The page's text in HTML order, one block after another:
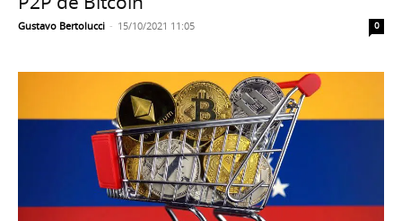
Gustavo Bertolucci - 15/10/2021 11:05 0